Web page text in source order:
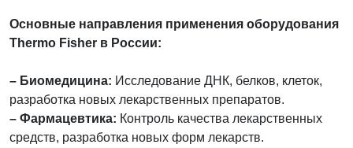
Основные направления применения оборудования
Thermo Fisher в России:
– Биомедицина: Исследование ДНК, белков, клеток,
разработка новых лекарственных препаратов.
– Фармацевтика: Контроль качества лекарственных
средств, разработка новых форм лекарств.